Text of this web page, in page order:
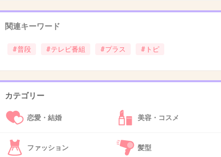
50. 匿名 2015/05/10(日) 23:30:35
+117
関連キーワード
#普段 #テレビ番組 #プラス #トピ
カテゴリー
恋愛・結婚 美容・コスメ
ファッション 髪型